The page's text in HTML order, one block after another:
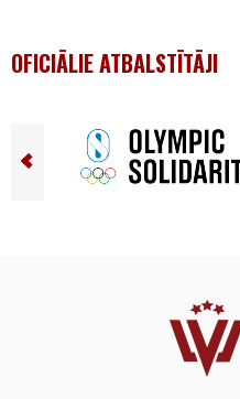
OFICIĀLIE ATBALSTĪTĀJI